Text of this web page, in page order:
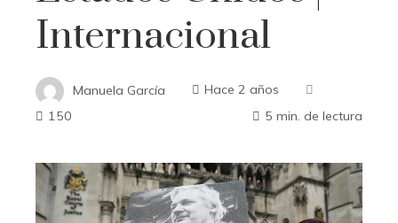
Internacional
Manuela García
Hace 2 años
150
5 min. de lectura